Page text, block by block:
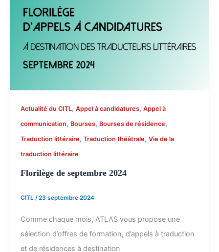
Actualité du CITL, Appel à candidatures, Appel à
communication, Bourses, Bourses de résidence,
Traduction littéraire, Traduction théâtrale, Vie de la
traduction littéraire
Florilège de septembre 2024
CITL /23 septembre 2024
Comme chaque mois, ATLAS vous propose une
sélection d’offres de formation, d’appels à traduction
et de résidences à destination